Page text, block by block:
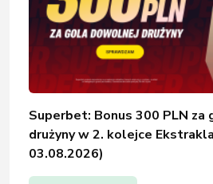
Superbet: Bonus 300 PLN za
drużyny w 2. kolejce
03.08.2026)